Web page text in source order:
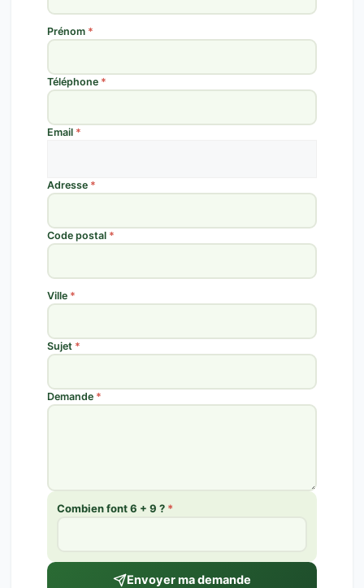
Prénom *
Téléphone *
Email *
Adresse *
Code postal *
Ville *
Sujet *
Demande *
Combien font 6 + 9 ? *
Envoyer ma demande